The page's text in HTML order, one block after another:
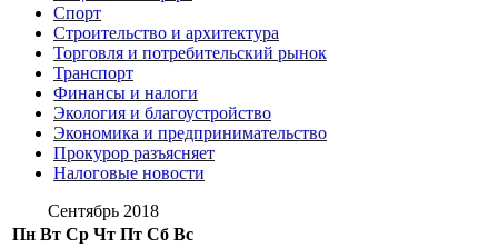
Спорт
Строительство и архитектура
Торговля и потребительский рынок
Транспорт
Финансы и налоги
Экология и благоустройство
Экономика и предпринимательство
Прокурор разъясняет
Налоговые новости
Сентябрь 2018
Пн Вт Ср Чт Пт Сб Вс